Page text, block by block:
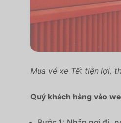
Mua vé xe Tết tiện lợi,
Quý khách hàng vào